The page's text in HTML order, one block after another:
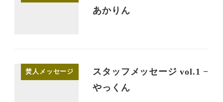
あかりん
焚人メッセージ
スタッフメッセージ vol.1 −
やっくん